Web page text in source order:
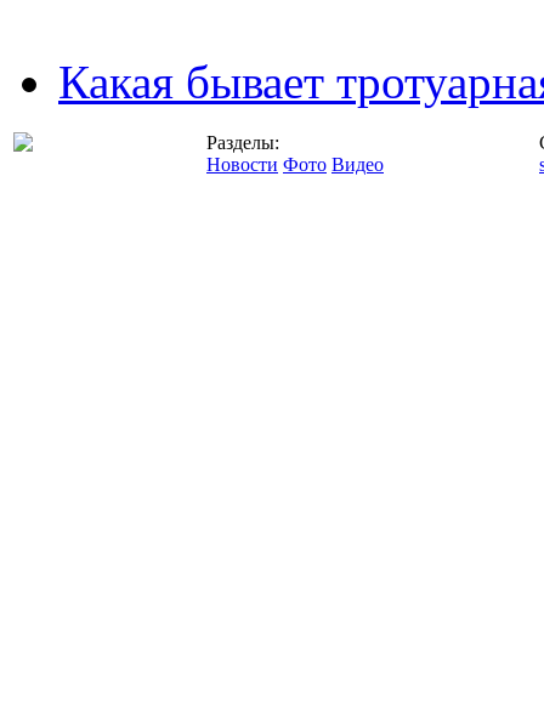
Какая бывает
Разделы:
Новости Фото Видео